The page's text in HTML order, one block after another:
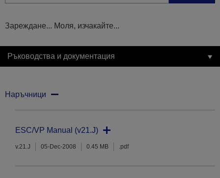
Зареждане... Моля, изчакайте...
Ръководства и документация
Наръчници
ESC/VP Manual (v21.J)
v.21.J 05-Dec-2008 0.45 MB .pdf